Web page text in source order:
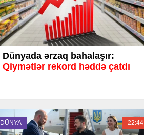
Dünyada ərzaq bahalaşır:
Qiymətlər rekord həddə çatdı
DÜNYA 22:44